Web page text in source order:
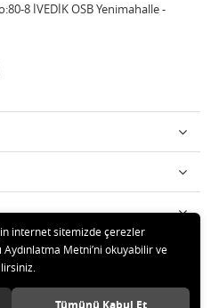
8 İVEDİK OSB Yenimahalle -
ELEKTRONİK SAN TİC LTD ŞTİ
saklıdır.
internet sitemizde çerezler
Aydınlatma Metni’ni okuyabilir ve
Tümünü Kabul Et